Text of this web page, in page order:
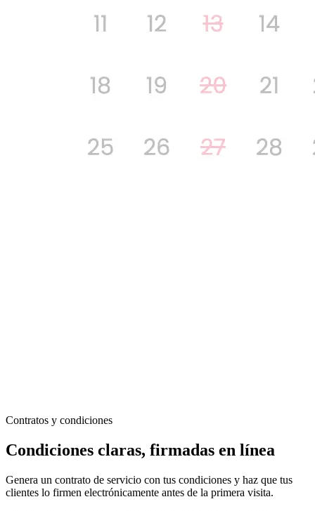
Contratos y condiciones
Condiciones claras, firmadas en línea
Genera un contrato de servicio con tus condiciones y haz que tus
clientes lo firmen electrónicamente antes de la primera visita.